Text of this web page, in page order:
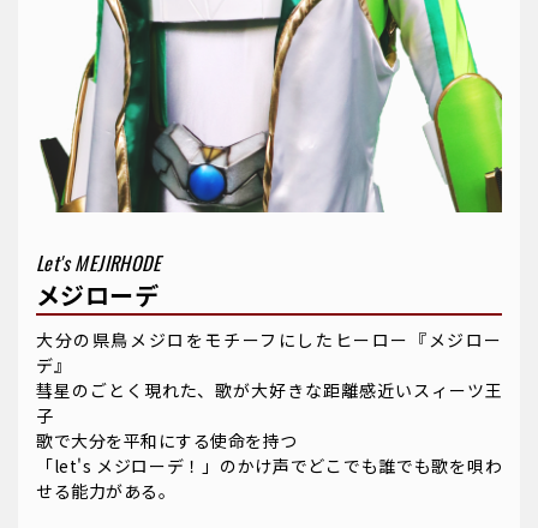
Let's MEJIRHODE
メジローデ
大分の県鳥メジロをモチーフにしたヒーロー『メジロー
デ』
彗星のごとく現れた、歌が大好きな距離感近いスィーツ王
子
歌で大分を平和にする使命を持つ
「let's メジローデ！」のかけ声でどこでも誰でも歌を唄わ
せる能力がある。